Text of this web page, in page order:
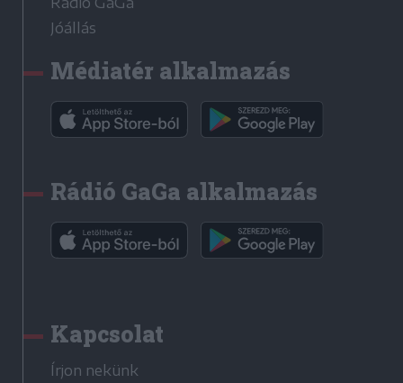
Jóállás
Médiatér alkalmazás
Rádió GaGa alkalmazás
Kapcsolat
Írjon nekünk